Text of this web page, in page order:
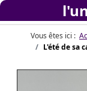
Vous êtes ici :
L'été de sa